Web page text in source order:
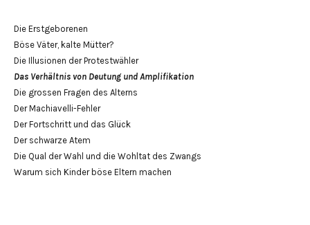
Die Erstgeborenen
Böse Väter, kalte Mütter?
Die Illusionen der Protestwähler
Das Verhältnis von Deutung und Amplifikation
Die grossen Fragen des Alterns
Der Machiavelli-Fehler
Der Fortschritt und das Glück
Der schwarze Atem
Die Qual der Wahl und die Wohltat des Zwangs
Warum sich Kinder böse Eltern machen